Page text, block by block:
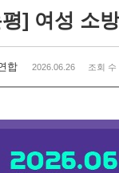
합 2026.06.26 조회 수